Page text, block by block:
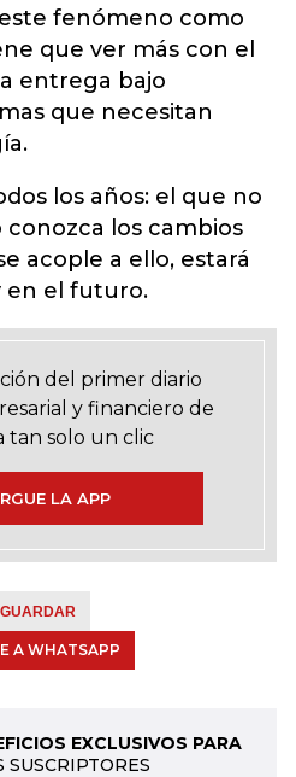
fenómeno como
que ver más con el
entrega bajo
que necesitan
los años: el que no
los cambios
acople a ello, estará
en el futuro.
del primer diario
y financiero de
tan solo un clic
LA APP
GUARDAR
A WHATSAPP
EXCLUSIVOS PARA
SUSCRIPTORES